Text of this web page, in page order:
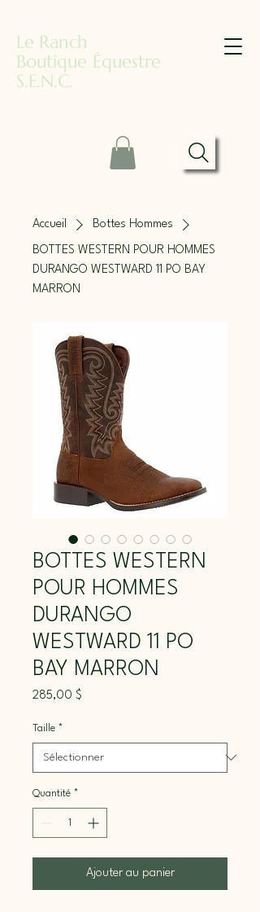
Le Ranch
Boutique Équestre
S.E.N.C.
Accueil Bottes Hommes
BOTTES WESTERN POUR HOMMES
DURANGO WESTWARD 11 PO BAY
MARRON
BOTTES WESTERN
POUR HOMMES
DURANGO
WESTWARD 11 PO
BAY MARRON
285,00 $
Taille *
Quantité *
Ajouter au panier